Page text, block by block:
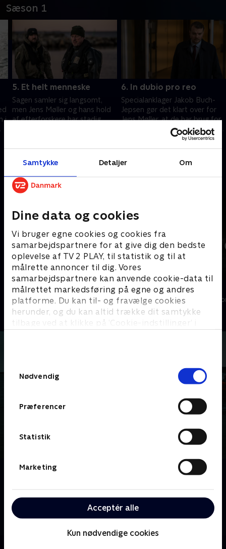
Samtykke Detaljer Om
Dine data og cookies
Vi bruger egne cookies og cookies fra
samarbejdspartnere for at give dig den bedste
oplevelse af TV 2 PLAY, til statistik og til at
målrette annoncer til dig. Vores
samarbejdspartnere kan anvende cookie-data til
målrettet markedsføring på egne og andres
platforme. Du kan til- og fravælge cookies
herunder, og du kan altid trække dit samtykke
tilbage ved at klikke på ’Cookie-indstillinger’ i
Nødvendig
Præferencer
Statistik
Marketing
Acceptér alle
Kun nødvendige cookies
Sæson 1
i
5. Et helt menneske
Sagen samler sig langsomt,
men Jens Møller og hans hold
af efterforskere har stadig
6. In dubio pro reo
Specialanklager Jakob Buch-
Jepsen gør det klart over for
Jens Møller, at de har brug for
flere håndfaste beviser for at
kunne rejse tiltale i sagen.
25. oktober 2020 • 43 min
Andre så også
Forsvar
Drama • 3 sæsoner
Estonia
Drama • 1
Om Efterforskningen
opklaringen af ubådssagen. Med Søren Malling, Pilou
Asbæk, Pernilla August, Rolf Lassgård og Laura
Christensen.